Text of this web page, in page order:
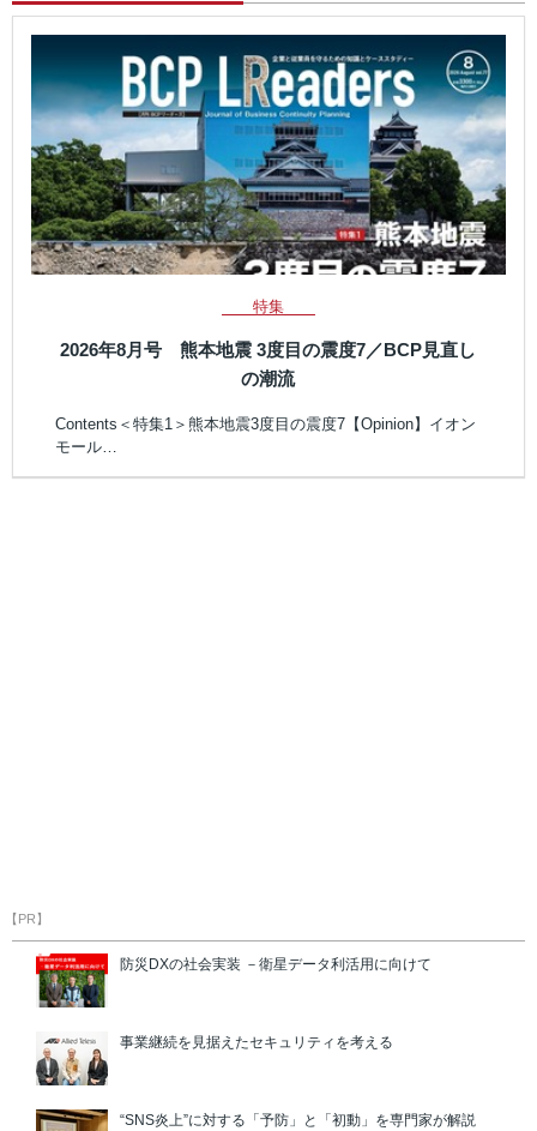
特集
2026年8月号 熊本地震 3度目の震度7／BCP見直し
の潮流
Contents＜特集1＞熊本地震3度目の震度7【Opinion】イオン
モール…
【PR】
防災DXの社会実装 －衛星データ利活用に向けて
事業継続を見据えたセキュリティを考える
“SNS炎上”に対する「予防」と「初動」を専門家が解説